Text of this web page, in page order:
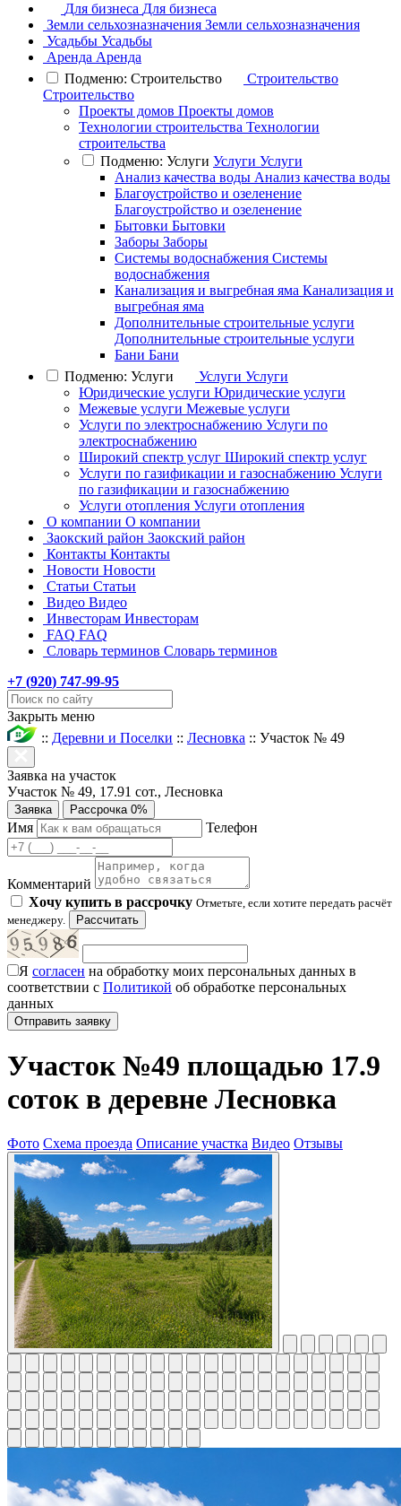
Для бизнеса Для бизнеса
Земли сельхозназначения Земли сельхозназначения
Усадьбы Усадьбы
Аренда Аренда
Подменю: Строительство
Строительство
Строительство
Проекты домов Проекты домов
Технологии строительства Технологии
строительства
Подменю: Услуги Услуги Услуги
Анализ качества воды Анализ качества воды
Благоустройство и озеленение
Благоустройство и озеленение
Бытовки Бытовки
Заборы Заборы
Системы водоснабжения Системы
водоснабжения
Канализация и выгребная яма Канализация и
выгребная яма
Дополнительные строительные услуги
Дополнительные строительные услуги
Бани Бани
Подменю: Услуги
Услуги Услуги
Юридические услуги Юридические услуги
Межевые услуги Межевые услуги
Услуги по электроснабжению Услуги по
электроснабжению
Широкий спектр услуг Широкий спектр услуг
Услуги по газификации и газоснабжению Услуги
по газификации и газоснабжению
Услуги отопления Услуги отопления
О компании О компании
Заокский район Заокский район
Контакты Контакты
Новости Новости
Статьи Статьи
Видео Видео
Инвесторам Инвесторам
FAQ FAQ
Словарь терминов Словарь терминов
+7 (920) 747-99-95
Закрыть меню
:: Деревни и Поселки :: Лесновка :: Участок № 49
Заявка на участок
Участок № 49, 17.91 сот., Лесновка
Заявка Рассрочка 0%
Имя Телефон
Комментарий
Хочу купить в рассрочку Отметьте, если хотите передать расчёт
менеджеру.
Рассчитать
Я согласен на обработку моих персональных данных в
соответствии с Политикой об обработке персональных
данных
Участок №49 площадью 17.9
соток в деревне Лесновка
Фото Схема проезда Описание участка Видео Отзывы